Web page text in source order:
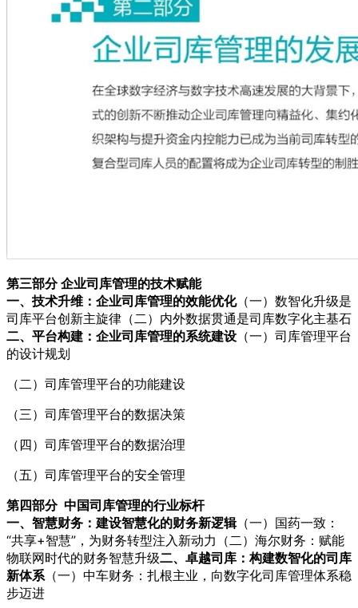
第三部分 企业司库管理的技术赋能
一、技术升维：企业司库管理的效能优化（一）数智化升级是
司库平台创新主旋律（二）内外数据贯通是司库数字化主基石
二、平台构建：企业司库管理的系统建设 （一）司库管理平台
的设计规划
（二）司库管理平台的功能建设
（三）司库管理平台的数据决策
（四）司库管理平台的数据治理
（五）司库管理平台的安全管理
第四部分 中国司库管理的行业标杆
一、智慧财务：建设智慧化的财务新逻辑（一）国药一致：
“共享+智慧”，为财务转型注入新动力（二）海尔财务：赋能
物联网时代的财务智慧升级二、卓越司库：构建数智化的司库
新体系 （一）中车财务：扎根主业，向数字化司库管理体系稳
步迈进